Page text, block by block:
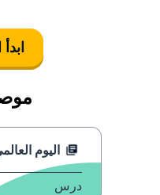
اليوم
درس